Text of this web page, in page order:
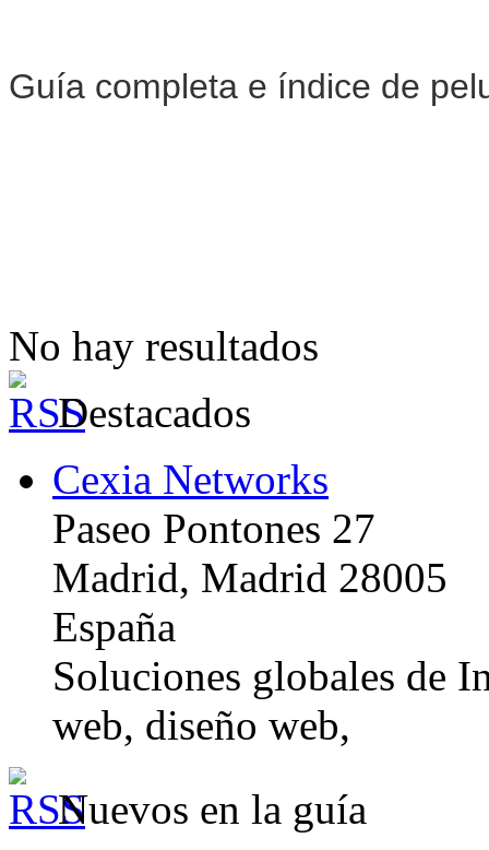
Guía completa e índice de
No hay resultados
Destacados
Cexia Networks
Paseo Pontones 27
Madrid, Madrid 28005
España
Soluciones globales de
web, diseño web,
Nuevos en la guía